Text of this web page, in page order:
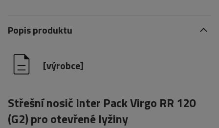
Popis produktu
[výrobce]
Střešní nosič Inter Pack Virgo RR 120
(G2) pro otevřené lyžiny